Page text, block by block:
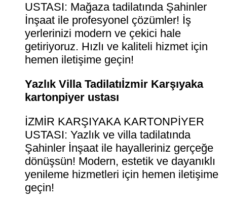
USTASI: Mağaza tadilatında Şahinler
İnşaat ile profesyonel çözümler! İş
yerlerinizi modern ve çekici hale
getiriyoruz. Hızlı ve kaliteli hizmet için
hemen iletişime geçin!
Yazlık Villa Tadilatıİzmir Karşıyaka
kartonpiyer ustası
İZMİR KARŞIYAKA KARTONPİYER
USTASI: Yazlık ve villa tadilatında
Şahinler İnşaat ile hayalleriniz gerçeğe
dönüşsün! Modern, estetik ve dayanıklı
yenileme hizmetleri için hemen iletişime
geçin!